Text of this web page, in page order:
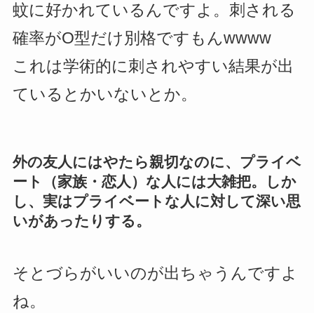
蚊に好かれているんですよ。刺される
確率がO型だけ別格ですもんwwww
これは学術的に刺されやすい結果が出
ているとかいないとか。
外の友人にはやたら親切なのに、プライベ
ート（家族・恋人）な人には大雑把。しか
し、実はプライベートな人に対して深い思
いがあったりする。
そとづらがいいのが出ちゃうんですよ
ね。